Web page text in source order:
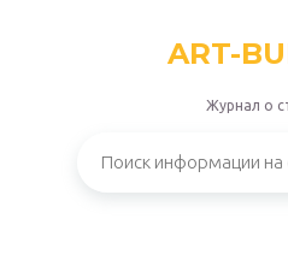
ART-
Журнал о